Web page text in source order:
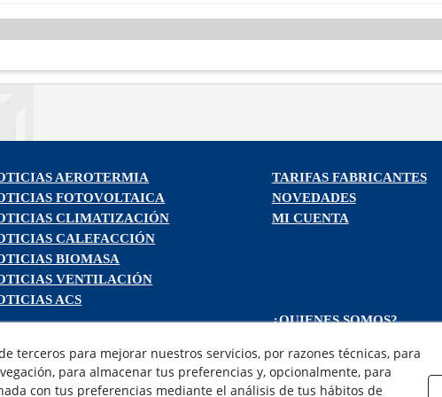
AEROTERMIA
FOTOVOLTAICA
CLIMATIZACIÓN
CALEFACCIÓN
BIOMASA
VENTILACIÓN
ACS
TARIFAS FABRICANTES
NOVEDADES
MI CUENTA
¿QUIENES SOMOS?
POLÍTICA DE COOKIES
POLÍTICA DE PRIVACIDAD
terceros para mejorar nuestros servicios, por razones técnicas, para
para almacenar tus preferencias y, opcionalmente, para
con tus preferencias mediante el análisis de tus hábitos de